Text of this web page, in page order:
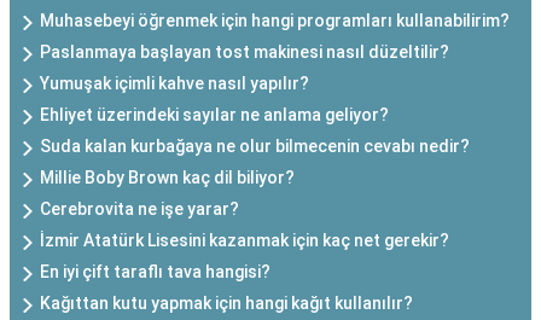
Muhasebeyi öğrenmek için hangi programları kullanabilirim?
Paslanmaya başlayan tost makinesi nasıl düzeltilir?
Yumuşak içimli kahve nasıl yapılır?
Ehliyet üzerindeki sayılar ne anlama geliyor?
Suda kalan kurbağaya ne olur bilmecenin cevabı nedir?
Millie Boby Brown kaç dil biliyor?
Cerebrovita ne işe yarar?
İzmir Atatürk Lisesini kazanmak için kaç net gerekir?
En iyi çift taraflı tava hangisi?
Kağıttan kutu yapmak için hangi kağıt kullanılır?